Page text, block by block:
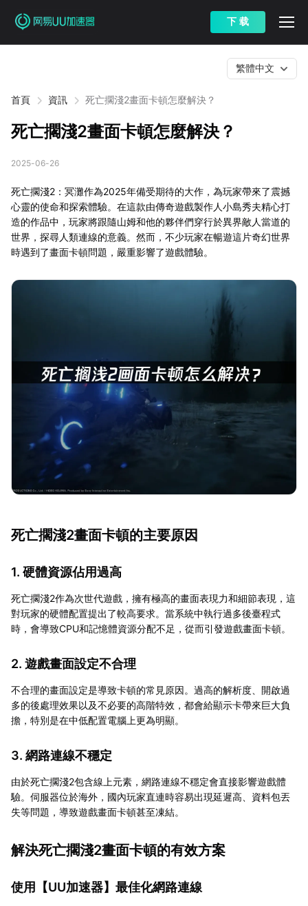
下 载
首頁 資訊 死亡擱淺2畫面卡頓怎麼解決？
繁體中文
死亡擱淺2畫面卡頓怎麼解決？
2025-06-26
死亡擱淺2：冥灘作為2025年備受期待的大作，為玩家帶來了震撼
心靈的使命和探索體驗。在這款由傳奇遊戲製作人小島秀夫精心打
造的作品中，玩家將跟隨山姆和他的夥伴們穿行於異界敵人當道的
世界，探尋人類連線的意義。然而，不少玩家在暢遊這片奇幻世界
時遇到了畫面卡頓問題，嚴重影響了遊戲體驗。
死亡擱淺2畫面卡頓的主要原因
1. 硬體資源佔用過高
死亡擱淺2作為次世代遊戲，擁有極高的畫面表現力和細節表現，這
對玩家的硬體配置提出了較高要求。當系統中執行過多後臺程式
時，會導致CPU和記憶體資源分配不足，從而引發遊戲畫面卡頓。
2. 遊戲畫面設定不合理
不合理的畫面設定是導致卡頓的常見原因。過高的解析度、開啟過
多的後處理效果以及不必要的高階特效，都會給顯示卡帶來巨大負
擔，特別是在中低配置電腦上更為明顯。
3. 網路連線不穩定
由於死亡擱淺2包含線上元素，網路連線不穩定會直接影響遊戲體
驗。伺服器位於海外，國內玩家直連時容易出現延遲高、資料包丟
失等問題，導致遊戲畫面卡頓甚至凍結。
解決死亡擱淺2畫面卡頓的有效方案
使用【UU加速器】最佳化網路連線